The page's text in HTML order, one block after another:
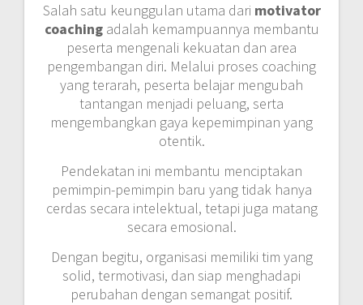
Salah satu keunggulan utama dari motivator
coachingadalah kemampuannya membantu
peserta mengenali kekuatan dan area
pengembangan diri. Melalui proses coaching
yang terarah, peserta belajar mengubah
tantangan menjadi peluang, serta
mengembangkan gaya kepemimpinan yang
otentik.
Pendekatan ini membantu menciptakan
pemimpin-pemimpin baru yang tidak hanya
cerdas secara intelektual, tetapi juga matang
secara emosional.
Dengan begitu, organisasi memiliki tim yang
solid, termotivasi, dan siap menghadapi
perubahan dengan semangat positif.